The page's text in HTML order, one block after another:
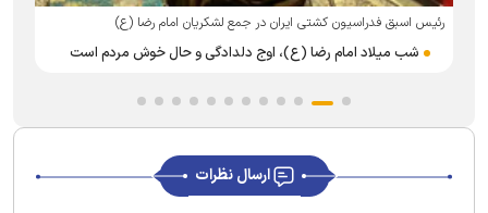
رئیس اسبق فدراسیون کشتی ایران در جمع لشکریان امام رضا (ع)
شب میلاد امام رضا (ع)، اوج دلدادگی و حال خوش مردم است
ارسال نظرات